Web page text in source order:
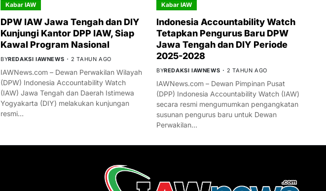
Kabar IAW
DPW IAW Jawa Tengah dan DIY
Kunjungi Kantor DPP IAW, Siap
Kawal Program Nasional
BYREDAKSI IAWNEWS 2 TAHUN AGO
IAWNews.com – Dewan Perwakilan Wilayah
(DPW) Indonesia Accountability Watch
(IAW) Jawa Tengah dan Daerah Istimewa
Yogyakarta (DIY) melakukan kunjungan
resmi…
Kabar IAW
Indonesia Accountability Watch
Tetapkan Pengurus Baru DPW
Jawa Tengah dan DIY Periode
2025-2028
BYREDAKSI IAWNEWS 2 TAHUN AGO
IAWNews.com – Dewan Pimpinan Pusat
(DPP) Indonesia Accountability Watch (IAW)
secara resmi mengumumkan pengangkatan
susunan pengurus baru untuk Dewan
Perwakilan…